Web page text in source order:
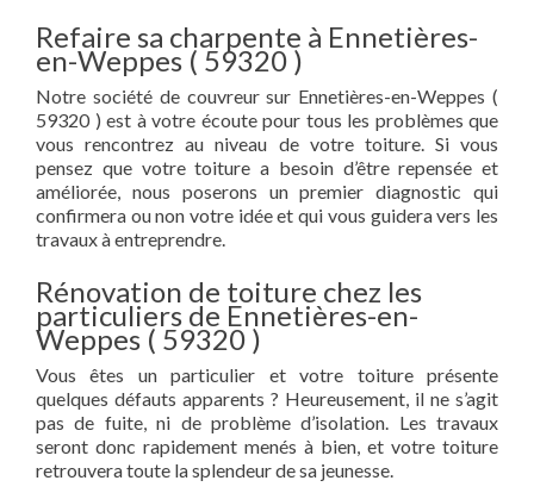
Refaire sa charpente à Ennetières-
en-Weppes ( 59320 )
Notre société de couvreur sur Ennetières-en-Weppes (
59320 ) est à votre écoute pour tous les problèmes que
vous rencontrez au niveau de votre toiture. Si vous
pensez que votre toiture a besoin d’être repensée et
améliorée, nous poserons un premier diagnostic qui
confirmera ou non votre idée et qui vous guidera vers les
travaux à entreprendre.
Rénovation de toiture chez les
particuliers de Ennetières-en-
Weppes ( 59320 )
Vous êtes un particulier et votre toiture présente
quelques défauts apparents ? Heureusement, il ne s’agit
pas de fuite, ni de problème d’isolation. Les travaux
seront donc rapidement menés à bien, et votre toiture
retrouvera toute la splendeur de sa jeunesse.